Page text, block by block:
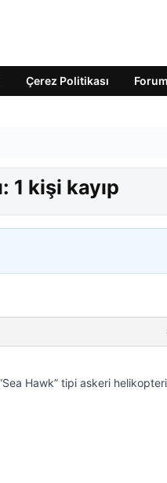
Çerez Politikası Forum
1 kişi kayıp
Hawk” tipi askeri